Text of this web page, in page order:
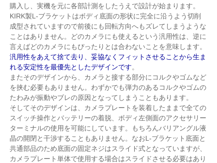
購入し、実機を元に各部計測をしたうえで設計が始まります。
KIRK製L-ブラケットはボディ底面の形状に完全に沿うよう切削
成型されていますので前後にも回転方向へもズレてしまうような
ことはありません。どのカメラにも使えるという汎用性は、逆に
言えばどのカメラにもぴったりとは合わないことを意味します。
汎用性をあえて捨て去り、妥協なくフィットさせることから生ま
れる安定性を最優先としたデザインです。
またそのデザインから、カメラと接する部分にコルクやゴムなど
を挟む必要もありません。わずかでも弾力のあるコルクやゴムの
たわみが振動やブレの原因となってしまうこともあります。
そしてそのデザインは、カメラプレートを装着したままで全ての
スイッチ操作とバッテリーの着脱、ボディ左側面のアクセサリー
ターミナルの使用を可能にしています。もちろんバリアングル液
晶の開閉と干渉することもありません。なおL-ブラケット底面と
共通部品のため底面の固定ネジはスライド式となっていますが、
カメラプレート単体で使用する場合はスライドさせる必要はあり